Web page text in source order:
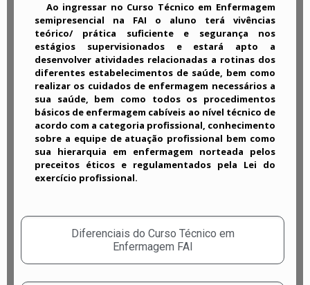
Diferenciais do Curso Técnico em
Enfermagem FAI
Ao ingressar no Curso Técnico em Enfermagem
semipresencial na FAI o aluno terá vivências
teórico/ prática suficiente e segurança nos
estágios supervisionados e estará apto a
desenvolver atividades relacionadas a rotinas dos
diferentes estabelecimentos de saúde, bem como
realizar os cuidados de enfermagem necessários a
sua saúde, bem como todos os procedimentos
básicos de enfermagem cabíveis ao nível técnico de
acordo com a categoria profissional, conhecimento
sobre a equipe de atuação profissional bem como
sua hierarquia em enfermagem norteada pelos
preceitos éticos e regulamentados pela Lei do
exercício profissional.